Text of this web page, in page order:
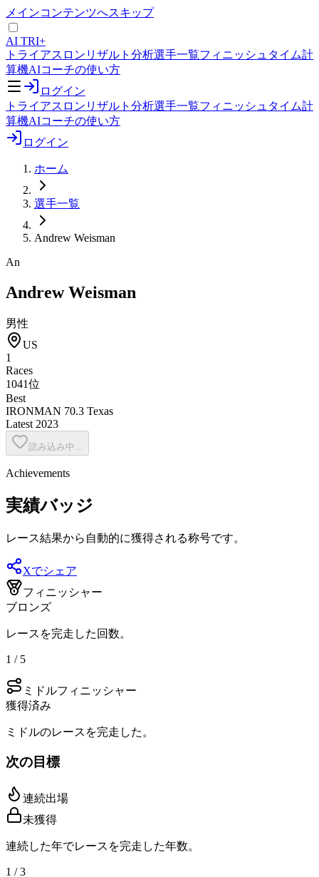
メインコンテンツへスキップ
AI TRI+
トライアスロンリザルト分析選手一覧フィニッシュタイム計
算機AIコーチの使い方
ログイン
トライアスロンリザルト分析選手一覧フィニッシュタイム計
算機AIコーチの使い方
ログイン
ホーム
選手一覧
Andrew Weisman
An
Andrew Weisman
男性
US
1
Races
1041位
Best
IRONMAN 70.3 Texas
Latest 2023
読み込み中...
Achievements
実績バッジ
レース結果から自動的に獲得される称号です。
Xでシェア
フィニッシャー
ブロンズ
レースを完走した回数。
1 / 5
ミドルフィニッシャー
獲得済み
ミドルのレースを完走した。
次の目標
連続出場
未獲得
連続した年でレースを完走した年数。
1 / 3